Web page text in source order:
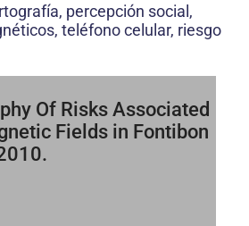
percepción social,
teléfono celular, riesgo
Of Risks Associated
Fields in Fontibon